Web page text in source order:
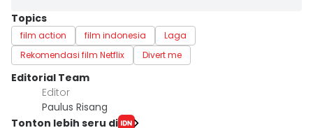
Topics
film action film indonesia
Laga
Rekomendasi film Netflix
Divert me
Editorial Team
Editor
Paulus Risang
Tonton lebih seru di